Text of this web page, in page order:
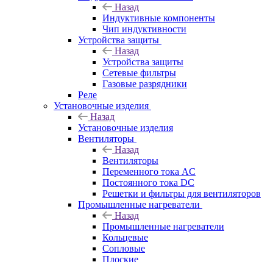
Назад
Индуктивные компоненты
Чип индуктивности
Устройства защиты
Назад
Устройства защиты
Сетевые фильтры
Газовые разрядники
Реле
Установочные изделия
Назад
Установочные изделия
Вентиляторы
Назад
Вентиляторы
Переменного тока AC
Постоянного тока DC
Решетки и фильтры для вентиляторов
Промышленные нагреватели
Назад
Промышленные нагреватели
Кольцевые
Сопловые
Плоские